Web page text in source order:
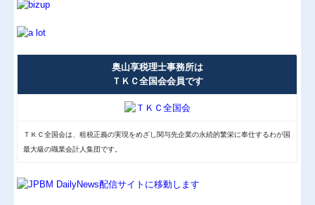
奥山享税理士事務所は
ＴＫＣ全国会会員です
ＴＫＣ全国会は、租税正義の実現をめざし関与先企業の永続的繁栄に奉仕するわが国
最大級の職業会計人集団です。